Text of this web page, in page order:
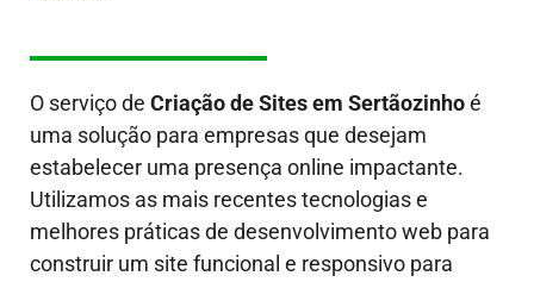
O serviço de Criação de Sites em Sertãozinhoé
uma solução para empresas que desejam
estabelecer uma presença online impactante.
Utilizamos as mais recentes tecnologias e
melhores práticas de desenvolvimento web para
construir um site funcional e responsivo para